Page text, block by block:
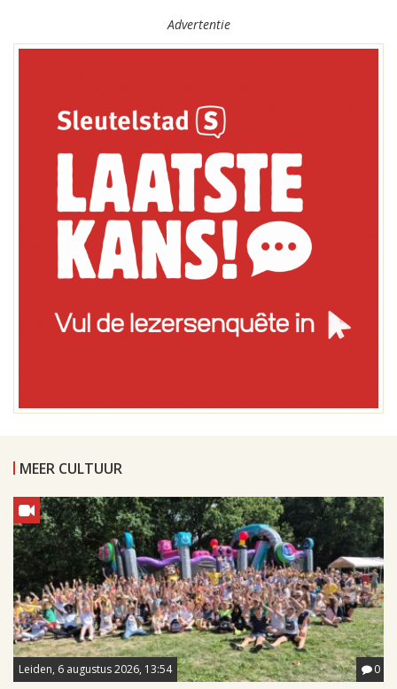
Advertentie
MEER CULTUUR
Leiden, 6 augustus 2026, 13:54 0